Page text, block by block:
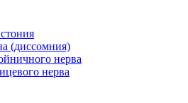
(диссомния)
нерва
нерва